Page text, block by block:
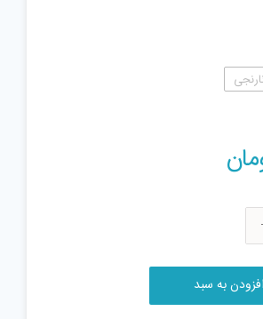
افزودن به سبد